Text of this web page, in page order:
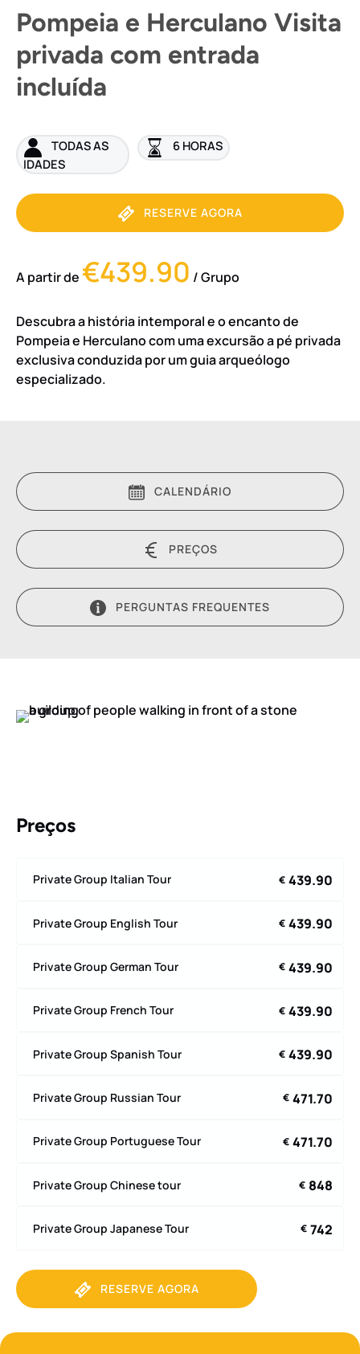
Pompeia e Herculano Visita
privada com entrada
incluída
TODAS AS
IDADES
6 HORAS
RESERVE AGORA
A partir de €439.90 / Grupo
Descubra a história intemporal e o encanto de
Pompeia e Herculano com uma excursão a pé privada
exclusiva conduzida por um guia arqueólogo
especializado.
CALENDÁRIO
PREÇOS
PERGUNTAS FREQUENTES
Preços
Private Group Italian Tour € 439.90
Private Group English Tour € 439.90
Private Group German Tour € 439.90
Private Group French Tour € 439.90
Private Group Spanish Tour € 439.90
Private Group Russian Tour € 471.70
Private Group Portuguese Tour € 471.70
Private Group Chinese tour € 848
Private Group Japanese Tour € 742
RESERVE AGORA